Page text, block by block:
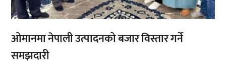
ओमानमा नेपाली उत्पादनको बजार विस्तार गर्ने
समझदारी